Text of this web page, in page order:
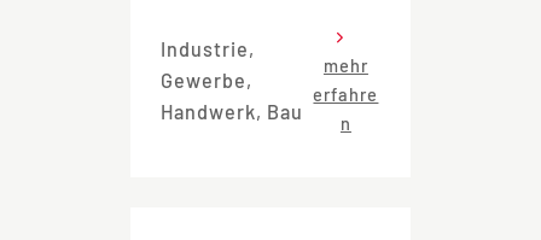
Industrie,
Gewerbe,
Handwerk, Bau
mehr
erfahre
n